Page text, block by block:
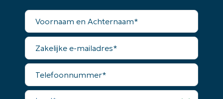
Voornaam
Achternaam*
Zakelijke
mailadres*
Telefoonnummer*
Land*
number*
Company
name*